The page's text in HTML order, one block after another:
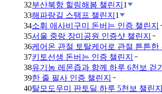
32부산북항 힐링해봄 챌린지 1
33해파랑길 스탬프 챌린지 1
34소휘 애사비구미 돈버는 인증 챌린지
35서울 중랑 장미공원 인증샷 챌린지
36케어온 관절 토탈케어로 관절 튼튼한
37키토선생 돈버는 인증 챌린지
38유기농 레몬즙과 함께 하루 6천보 걷
39한 줄 필사 인증 챌린지
40탈모도우미 판토딜 하루 5천보 챌린